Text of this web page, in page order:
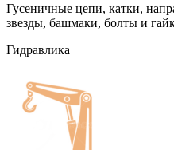
Гусеничные цепи, катки,
звезды, башмаки, болты и
Гидравлика